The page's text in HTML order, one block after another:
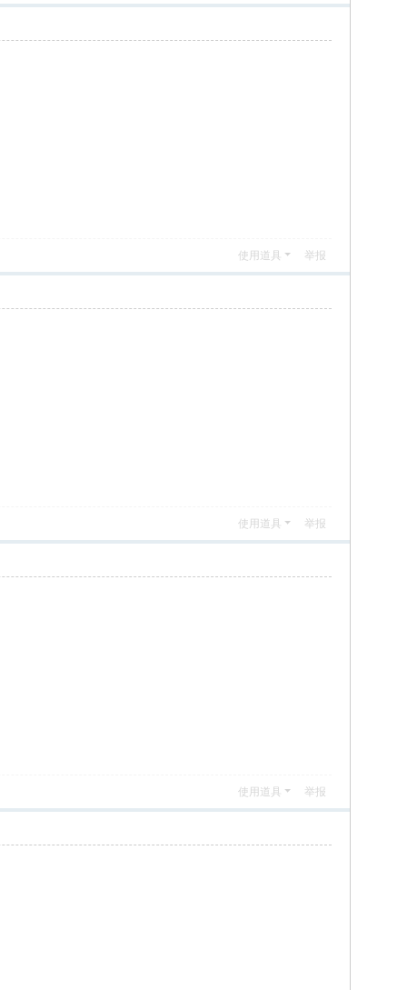
使用道具 举报
使用道具 举报
使用道具 举报